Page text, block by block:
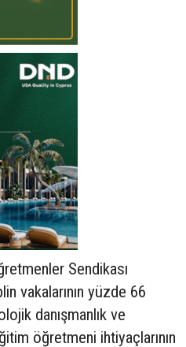
Sendikası
vakalarının yüzde 66
danışmanlık ve
öğretmeni ihtiyaçlarının